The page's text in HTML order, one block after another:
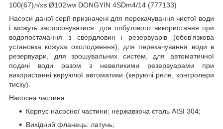
100(67)л/хв Ø102мм DONGYIN 4SDm4/14 (777133)
Насоси даної серії призначені для перекачування чистої води
і можуть застосовуватися: для побутового використання при
водопостачання з свердловин і резервуарів (обов'язкова
установка кожуха охолодження), для перекачування води в
резервуари, для зрошувальних систем, для автоматичної
подачі води разом з невеликими резервуарами при
використанні керуючої автоматики (керуючі реле, контролери
тиску).
Насосна частина:
Корпус насосної частини: нержавіюча сталь AISI 304;
Вихідний фланець: латунь;